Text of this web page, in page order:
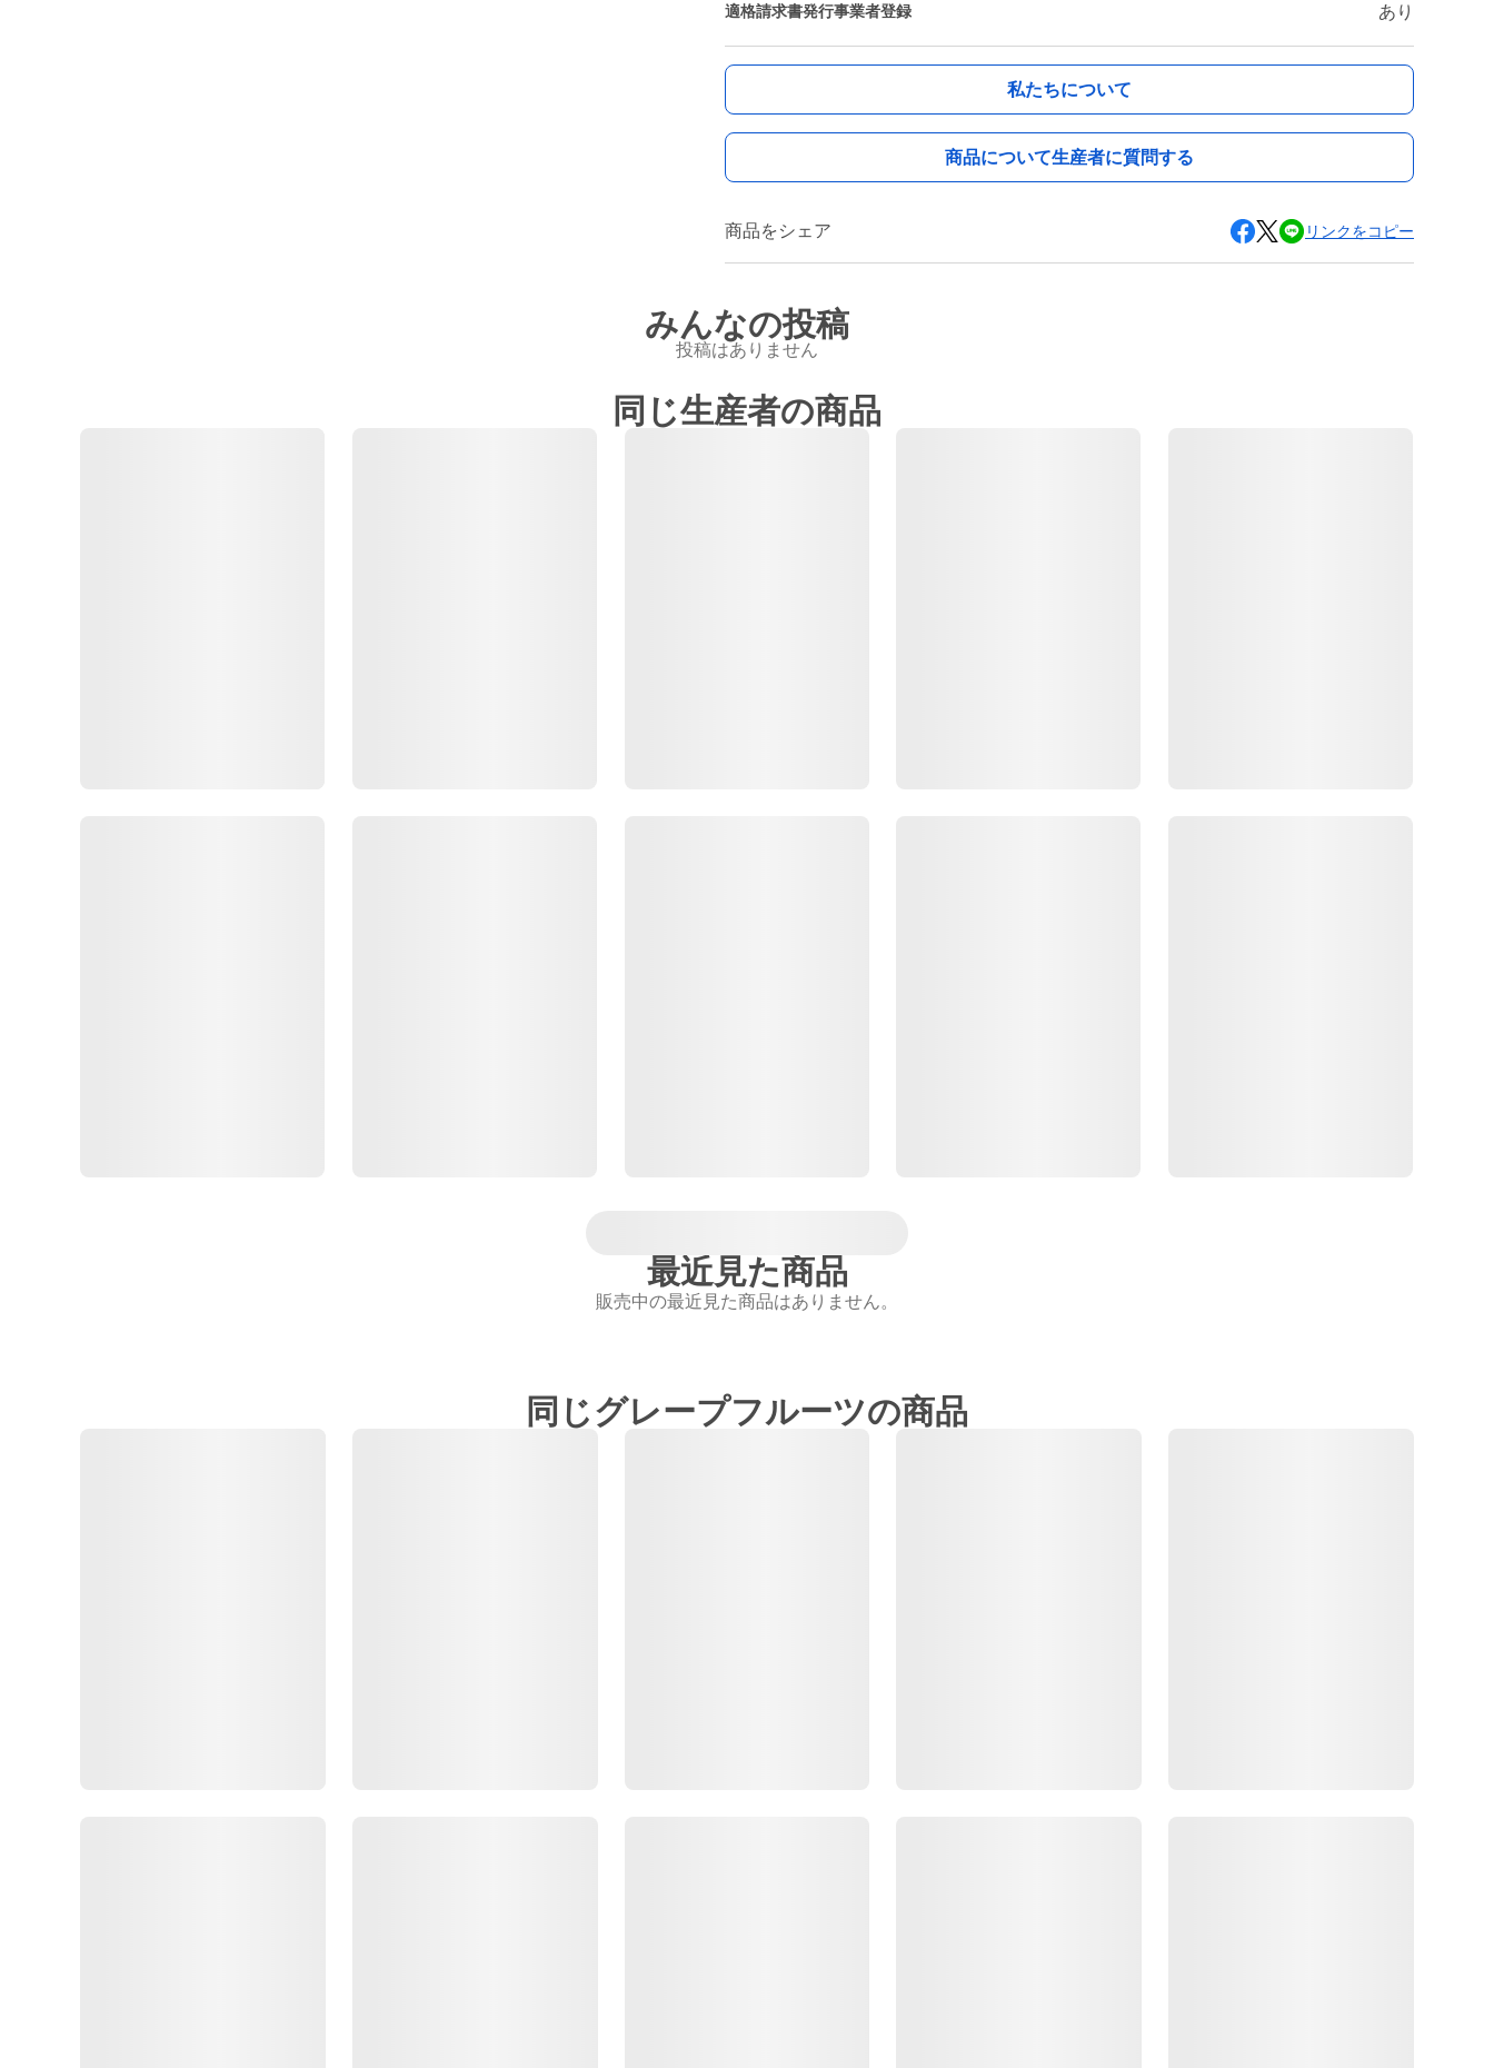
適格請求書発行事業者登録 あり
私たちについて
商品について生産者に質問する
商品をシェア リンクをコピー
みんなの投稿
投稿はありません
同じ生産者の商品
最近見た商品
販売中の最近見た商品はありません。
同じグレープフルーツの商品